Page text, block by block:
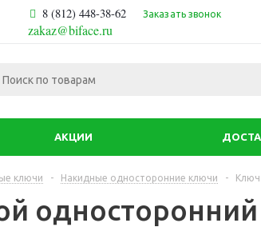
8 (812) 448-38-62 Заказать звонок
zakaz@biface.ru
АКЦИИ
ключи - Накидные односторонние ключи -